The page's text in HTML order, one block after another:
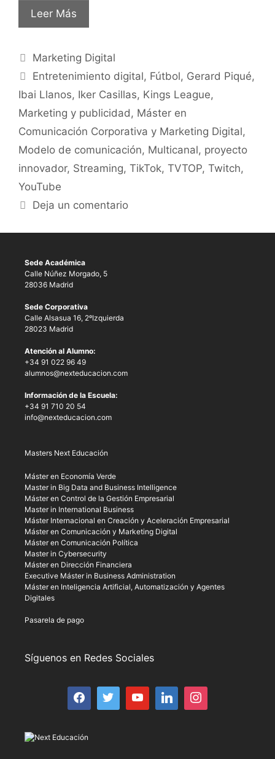
Leer Más
Marketing Digital
Entretenimiento digital, Fútbol, Gerard Piqué,
Ibai Llanos, Iker Casillas, Kings League,
Marketing y publicidad, Máster en
Comunicación Corporativa y Marketing Digital,
Modelo de comunicación, Multicanal, proyecto
innovador, Streaming, TikTok, TVTOP, Twitch,
YouTube
Deja un comentario
Sede Académica
Calle Núñez Morgado, 5
28036 Madrid
Sede Corporativa
Calle Alsasua 16, 2ºIzquierda
28023 Madrid
Atención al Alumno:
+34 91 022 96 49
alumnos@nexteducacion.com
Información de la Escuela:
+34 91 710 20 54
info@nexteducacion.com
Masters Next Educación
Máster en Economía Verde
Master in Big Data and Business Intelligence
Máster en Control de la Gestión Empresarial
Master in International Business
Máster Internacional en Creación y Aceleración Empresarial
Máster en Comunicación y Marketing Digital
Máster en Comunicación Política
Master in Cybersecurity
Máster en Dirección Financiera
Executive Máster in Business Administration
Máster en Inteligencia Artificial, Automatización y Agentes
Digitales
Pasarela de pago
Síguenos en Redes Sociales